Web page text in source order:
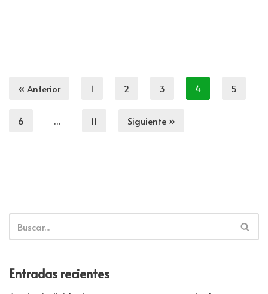
« Anterior 1 2 3 4 5
6 … 11 Siguiente »
Entradas recientes